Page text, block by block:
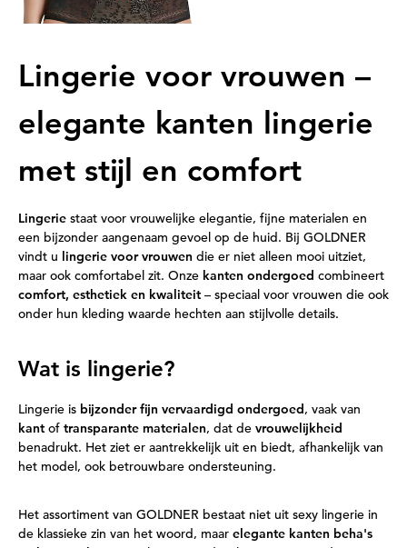
Lingerie voor vrouwen –
elegante kanten lingerie
met stijl en comfort
Lingerie staat voor vrouwelijke elegantie, fijne materialen en
een bijzonder aangenaam gevoel op de huid. Bij GOLDNER
vindt u lingerie voor vrouwen die er niet alleen mooi uitziet,
maar ook comfortabel zit. Onze kanten ondergoed combineert
comfort, esthetiek en kwaliteit – speciaal voor vrouwen die ook
onder hun kleding waarde hechten aan stijlvolle details.
Wat is lingerie?
Lingerie is bijzonder fijn vervaardigd ondergoed, vaak van
kant of transparante materialen, dat de vrouwelijkheid
benadrukt. Het ziet er aantrekkelijk uit en biedt, afhankelijk van
het model, ook betrouwbare ondersteuning.
Het assortiment van GOLDNER bestaat niet uit sexy lingerie in
de klassieke zin van het woord, maar elegante kanten beha's